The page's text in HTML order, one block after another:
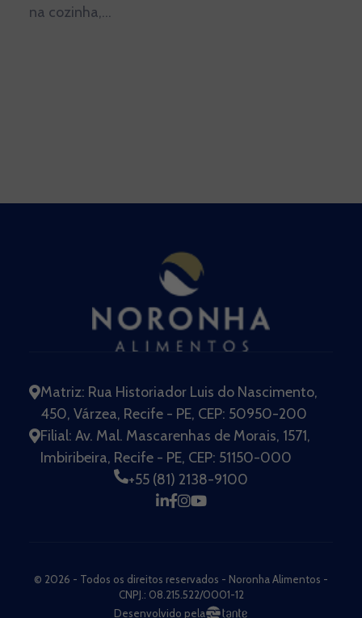
na cozinha,...
Matriz: Rua Historiador Luis do Nascimento,
450, Várzea, Recife - PE, CEP: 50950-200
Filial: Av. Mal. Mascarenhas de Morais, 1571,
Imbiribeira, Recife - PE, CEP: 51150-000
+55 (81) 2138-9100
© 2026 - Todos os direitos reservados - Noronha Alimentos -
CNPJ.: 08.215.522/0001-12
Desenvolvido pela